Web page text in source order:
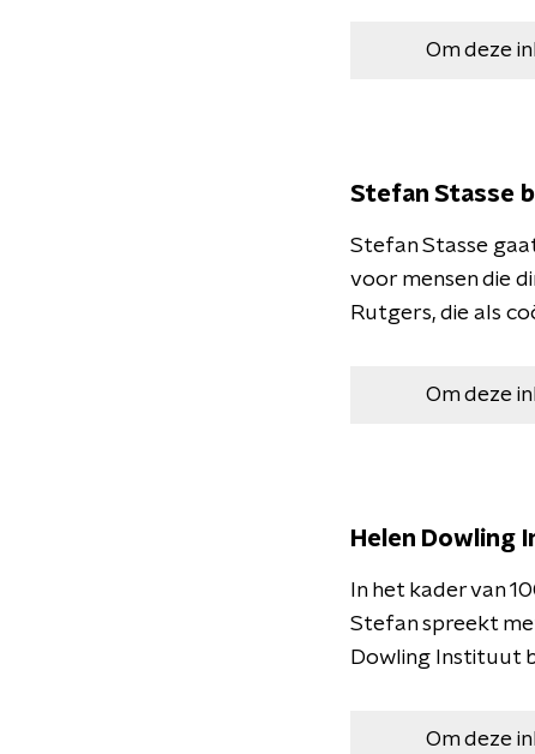
Om deze
Stefan Stasse
Stefan Stasse
voor mensen die
Rutgers, die als
Om deze
Helen Dowling
In het kader van
Stefan spreekt
Dowling Instituut
Om deze